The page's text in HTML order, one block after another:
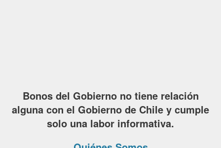
Bonos del Gobierno no tiene relación
alguna con el Gobierno de Chile y cumple
solo una labor informativa.